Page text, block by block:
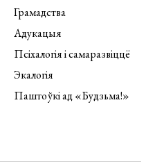
Грамадства
Адукацыя
Псіхалогія і самаразвіццё
Экалогія
Паштоўкі ад «Будзьма!»